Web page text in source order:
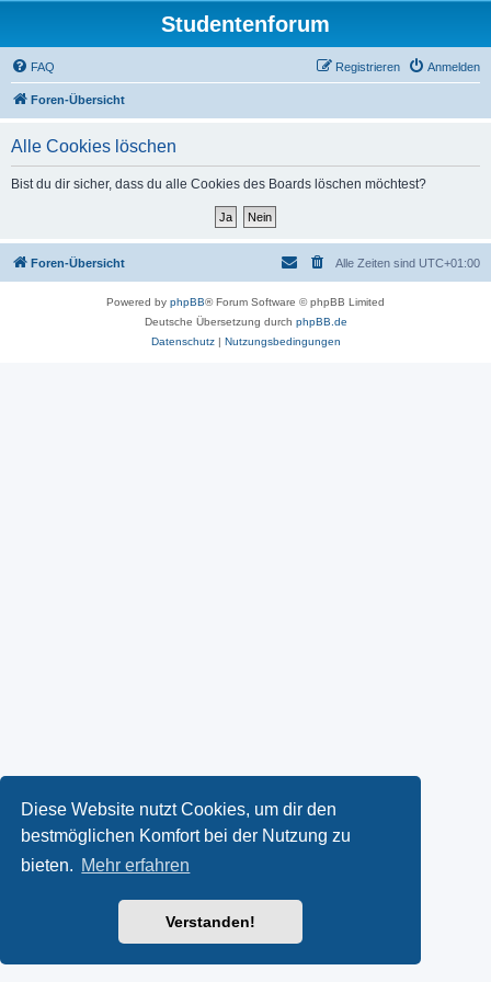
Diese Website nutzt Cookies, um dir den
bestmöglichen Komfort bei der Nutzung zu
bieten. Mehr erfahren
Verstanden!
Studentenforum
FAQ Anmelden
Registrieren
Foren-Übersicht
Alle Cookies löschen
Bist du dir sicher, dass du alle Cookies des Boards löschen möchtest?
Foren-Übersicht Alle Zeiten sind UTC+01:00
Powered by phpBB® Forum Software © phpBB Limited
Deutsche Übersetzung durch phpBB.de
Datenschutz| Nutzungsbedingungen